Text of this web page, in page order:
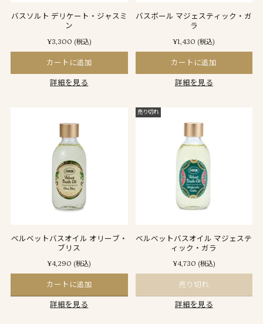
バスソルト デリケート・ジャスミ
ン
¥3,300 (税込)
カートに追加
詳細を見る
バスボール マジェスティック・ガ
ラ
¥1,430 (税込)
カートに追加
詳細を見る
ベルベットバスオイル オリーブ・
ブリス
¥4,290 (税込)
カートに追加
詳細を見る
売り切れ
ベルベットバスオイル マジェステ
ィック・ガラ
¥4,730 (税込)
売り切れ
詳細を見る